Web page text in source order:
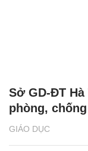
GIÁO DỤC
Sở GD-ĐT
phòng,